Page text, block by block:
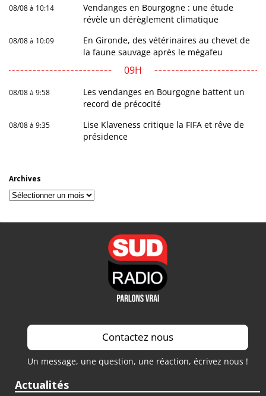
08/08 à 10:14
Vendanges en Bourgogne : une étude
révèle un dérèglement climatique
08/08 à 10:09
En Gironde, des vétérinaires au chevet de
la faune sauvage après le mégafeu
09H
08/08 à 9:58
Les vendanges en Bourgogne battent un
record de précocité
08/08 à 9:35
Lise Klaveness critique la FIFA et rêve de
présidence
Archives
Archives
Contactez nous
Un message, une question, une réaction, écrivez nous !
Actualités